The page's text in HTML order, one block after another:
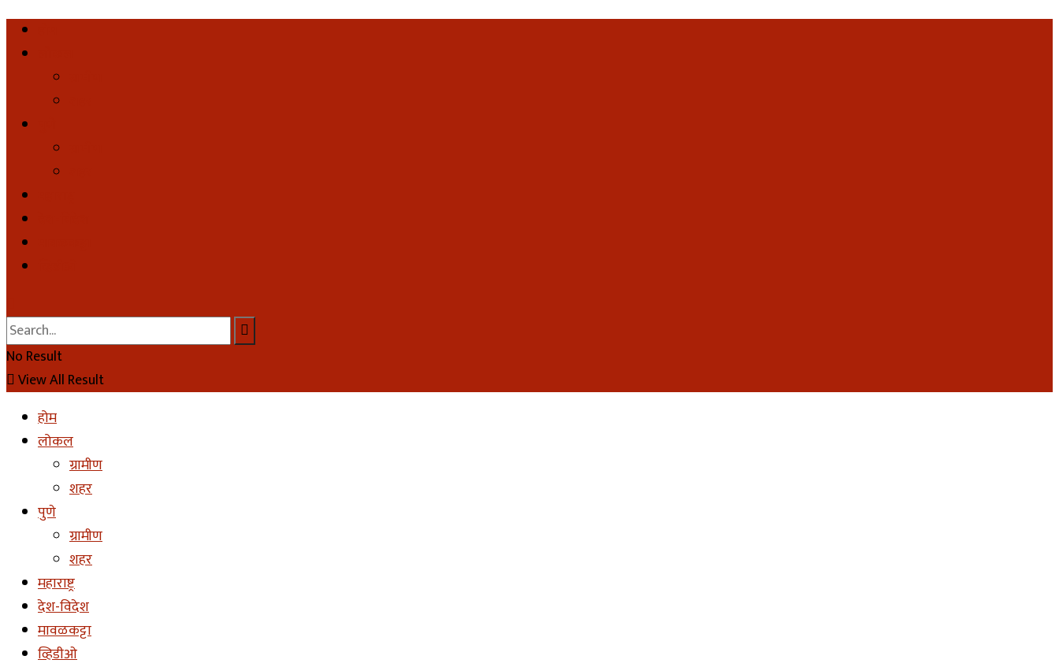
No Result
View All Result
होम
लोकल
ग्रामीण
शहर
पुणे
ग्रामीण
शहर
महाराष्ट्र
देश-विदेश
मावळकट्टा
व्हिडीओ